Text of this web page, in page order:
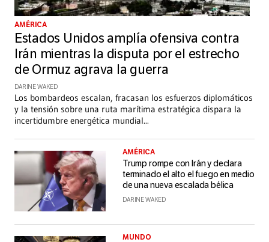
AMÉRICA
Estados Unidos amplía ofensiva contra
Irán mientras la disputa por el estrecho
de Ormuz agrava la guerra
DARINE WAKED
Los bombardeos escalan, fracasan los esfuerzos diplomáticos
y la tensión sobre una ruta marítima estratégica dispara la
incertidumbre energética mundial...
AMÉRICA
Trump rompe con Irán y declara
terminado el alto el fuego en medio
de una nueva escalada bélica
DARINE WAKED
MUNDO